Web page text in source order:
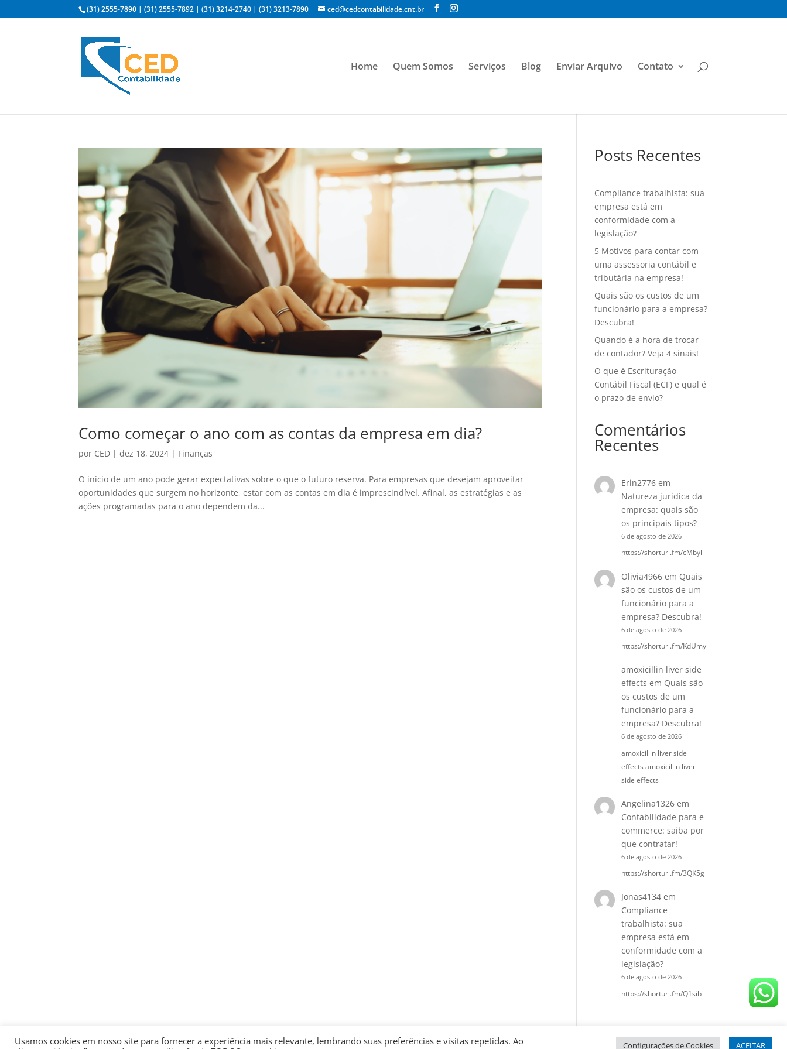
(31) 2555-7890 |(31) 2555-7892 |(31) 3214-2740 |(31) 3213-7890 ced@cedcontabilidade.cnt.br
Home Quem Somos Serviços Blog Enviar Arquivo Contato
Como começar o ano com as contas da empresa em dia?
por CED |dez 18, 2024 | Finanças
O início de um ano pode gerar expectativas sobre o que o futuro reserva. Para empresas que desejam aproveitar
oportunidades que surgem no horizonte, estar com as contas em dia é imprescindível. Afinal, as estratégias e as
ações programadas para o ano dependem da...
Posts Recentes
Compliance trabalhista: sua
empresa está em
conformidade com a
legislação?
5 Motivos para contar com
uma assessoria contábil e
tributária na empresa!
Quais são os custos de um
funcionário para a empresa?
Descubra!
Quando é a hora de trocar
de contador? Veja 4 sinais!
O que é Escrituração
Contábil Fiscal (ECF) e qual é
o prazo de envio?
Comentários
Recentes
Erin2776em
Natureza jurídica da
empresa: quais são
os principais tipos?
6 de agosto de 2026
https://shorturl.fm/cMbyl
Olivia4966em Quais
são os custos de um
funcionário para a
empresa? Descubra!
6 de agosto de 2026
https://shorturl.fm/KdUmy
amoxicillin liver side
effects em Quais são
os custos de um
funcionário para a
empresa? Descubra!
6 de agosto de 2026
amoxicillin liver side
effects amoxicillin liver
side effects
Angelina1326em
Contabilidade para e-
commerce: saiba por
que contratar!
6 de agosto de 2026
https://shorturl.fm/3QK5g
Jonas4134em
Compliance
trabalhista: sua
empresa está em
conformidade com a
legislação?
6 de agosto de 2026
https://shorturl.fm/Q1sib
Usamos cookies em nosso site para fornecer a experiência mais relevante, lembrando suas preferências e visitas repetidas. Ao
Configurações de Cookies ACEITAR